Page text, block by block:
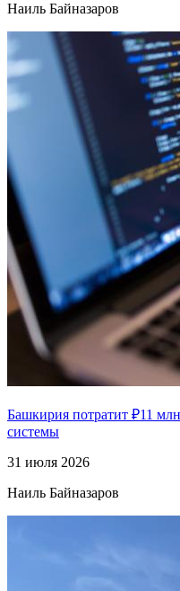
Наиль Байназаров
Башкирия потратит ₽11
системы
31 июля 2026
Наиль Байназаров